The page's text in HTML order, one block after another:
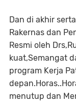
Dan di akhir
Rakernas dan
Resmi oleh
kuat,Semangat
program Kerja
menutup dan